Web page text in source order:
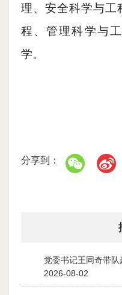
理、安全科学与工
程、管理科学与
学。
分享到：
党委书记王同奇带
2026-08-02